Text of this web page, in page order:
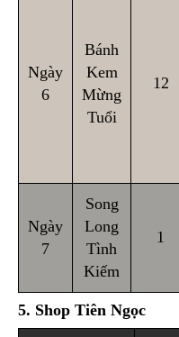
Ngày
6
Bánh
Kem
Mừng
Tuổi
12
Ngày
7
Song
Long
Tình
Kiếm
1
5. Shop Tiên Ngọc